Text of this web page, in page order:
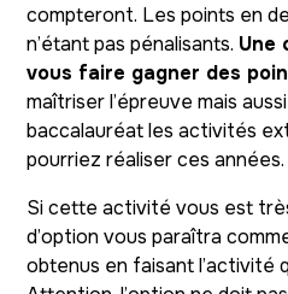
compteront. Les points en
n’étant pas pénalisants. Une
vous faire gagner des
maîtriser l’épreuve mais
baccalauréat les activités
pourriez réaliser ces années.
Si cette activité vous est
d’option vous paraîtra
obtenus en faisant l’activité